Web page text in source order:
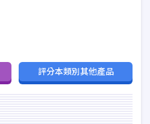
評分本類別其他產品